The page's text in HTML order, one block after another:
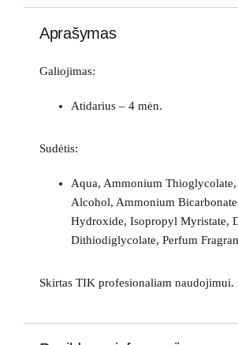
Aprašymas
Galiojimas:
Atidarius – 4 mėn.
Sudėtis:
Aqua, Ammonium Thioglycolate,
Alcohol, Ammonium
Hydroxide, Isopropyl Myristate,
Dithiodiglycolate, Perfum
Skirtas TIK profesionaliam naudojimui.